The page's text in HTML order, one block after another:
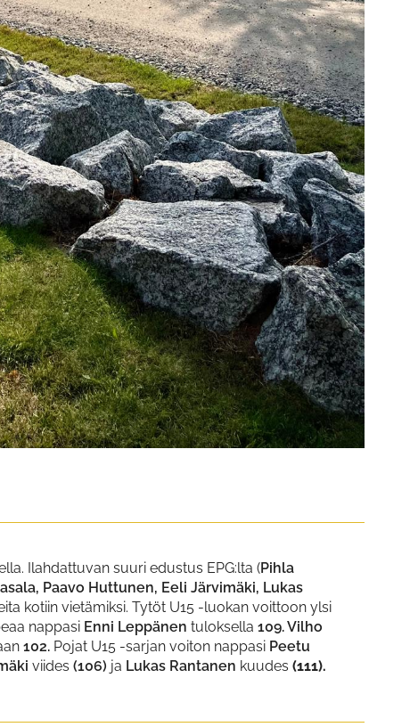
Ilahdattuvan suuri edustus EPG:lta (Pihla
Paavo Huttunen, Eeli Järvimäki, Lukas
kotiin vietämiksi. Tytöt U15 -luokan voittoon ylsi
nappasi Enni Leppänentuloksella109. Vilho
102. Pojat U15 -sarjan voiton nappasi Peetu
viides(106) ja Lukas Rantanen kuudes(111).